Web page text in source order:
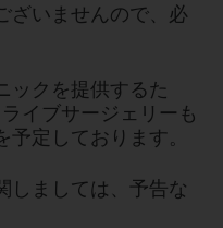
ざいませんので、必
ックを提供するた
イブサージェリーも
定しております。
ましては、予告な